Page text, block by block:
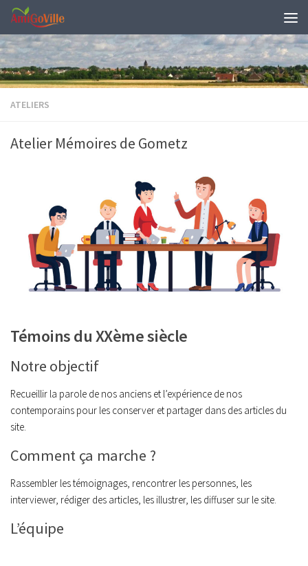
Skip to content
ATELIERS
Atelier Mémoires de Gometz
Témoins du XXème siècle
Notre objectif
Recueillir la parole de nos anciens et l’expérience de nos
contemporains pour les conserver et partager dans des articles du
site.
Comment ça marche ?
Rassembler les témoignages, rencontrer les personnes, les
interviewer, rédiger des articles, les illustrer, les diffuser sur le site.
L’équipe